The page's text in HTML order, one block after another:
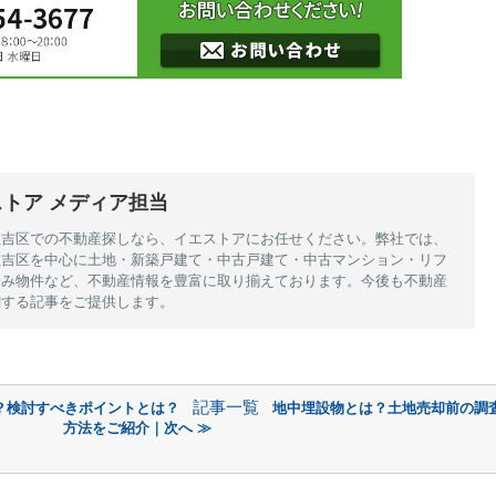
ア メディア担当
区での不動産探しなら、イエストアにお任せください。弊社では、
区を中心に土地・新築戸建て・中古戸建て・中古マンション・リフ
物件など、不動産情報を豊富に取り揃えております。今後も不動産
る記事をご提供します。
討すべきポイントとは？ 記事一覧
地中埋設物とは？土地売却前の調
方法をご紹介｜次へ ≫